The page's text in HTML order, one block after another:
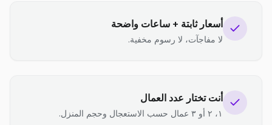
أسعار ثابتة + ساعات واضحة
لا مفاجآت، لا رسوم مخفية.
أنت تختار عدد العمال
١، ٢ أو ٣ عمال حسب الاستعجال وحجم المنزل.